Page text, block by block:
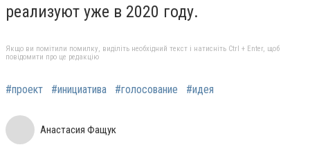
реализуют уже в 2020 году.
Якщо ви помітили помилку, виділіть необхідний текст і натисніть Ctrl + Enter, щоб
повідомити про це редакцію
#проект #инициатива #голосование #идея
Анастасия Фащук